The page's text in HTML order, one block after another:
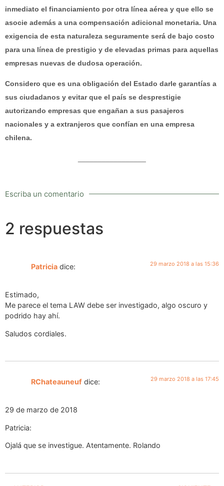
inmediato el financiamiento por otra línea aérea y que ello se
asocie además a una compensación adicional monetaria. Una
exigencia de esta naturaleza seguramente será de bajo costo
para una línea de prestigio y de elevadas primas para aquellas
empresas nuevas de dudosa operación.
Considero que es una obligación del Estado darle garantías a
sus ciudadanos y evitar que el país se desprestigie
autorizando empresas que engañan a sus pasajeros
nacionales y a extranjeros que confían en una empresa
chilena.
Escriba un comentario
2 respuestas
Patricia dice: 29 marzo 2018 a las 15:36
Estimado,
Me parece el tema LAW debe ser investigado, algo oscuro y
podrido hay ahí.
Saludos cordiales.
RChateauneuf dice: 29 marzo 2018 a las 17:45
29 de marzo de 2018
Patricia:
Ojalá que se investigue. Atentamente. Rolando